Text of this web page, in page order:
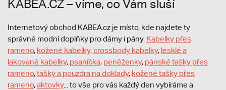
KABEA.CZ – víme, co Vám sluší
Internetový obchod KABEA.cz je místo, kde najdete ty
správné modní doplňky pro dámy i pány. Kabelky přes
rameno, kožené kabelky,crossbody kabelky, lesklé a
lakované kabelky, psaníčka, peněženky, pánské tašky přes
rameno,tašky a pouzdra na doklady, kožené tašky přes
rameno,aktovky... to vše pro vás každý den vybíráme a